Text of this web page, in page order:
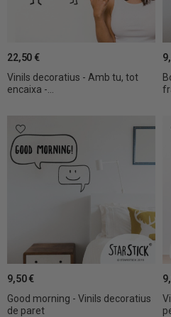
Vinils decoratius - Amb tu, tot
encaixa -...
22,50 €
Good morning - Vinils decoratius
de paret
9,50 €